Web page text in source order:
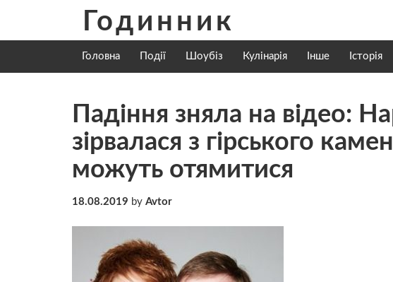
content
Годинник
Головна Події Шоубіз Кулінарія Інше Історія
Падіння зняла на відео:
зірвалася з гірського
можуть отямитися
18.08.2019 by Avtor